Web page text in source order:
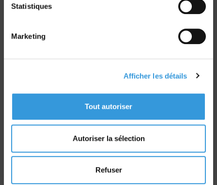
Statistiques
Marketing
Afficher les détails
Tout autoriser
Autoriser la sélection
Refuser
Route de la Chapelle Réanville
Tél : 02 32 53 64 34